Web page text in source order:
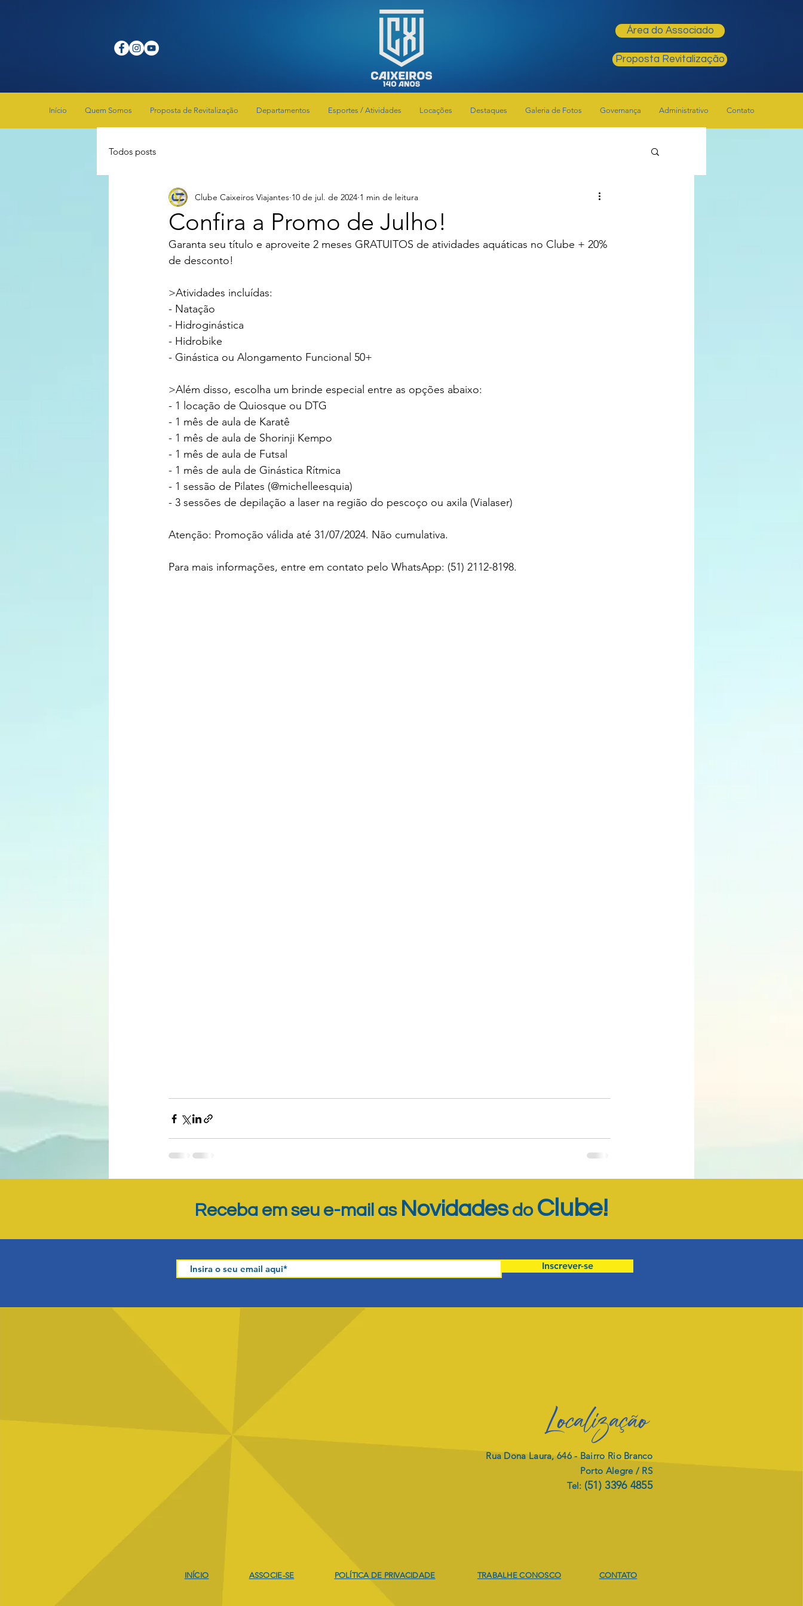
Área do Associado
Proposta Revitalização
Início Quem Somos Proposta de Revitalização Departamentos Esportes / Atividades Locações Destaques Galeria de Fotos Governança Administrativo Contato
Todos posts
Confira a Promo de Julho!
Clube Caixeiros Viajantes 10 de jul. de 2024 1 min de leitura
Garanta seu título e aproveite 2 meses GRATUITOS de atividades aquáticas no Clube + 20%
de desconto!
>Atividades incluídas:
- Natação
- Hidroginástica
- Hidrobike
- Ginástica ou Alongamento Funcional 50+
>Além disso, escolha um brinde especial entre as opções abaixo:
- 1 locação de Quiosque ou DTG
- 1 mês de aula de Karatê
- 1 mês de aula de Shorinji Kempo
- 1 mês de aula de Futsal
- 1 mês de aula de Ginástica Rítmica
- 1 sessão de Pilates (@michelleesquia)
- 3 sessões de depilação a laser na região do pescoço ou axila (Vialaser)
Atenção: Promoção válida até 31/07/2024. Não cumulativa.
Para mais informações, entre em contato pelo WhatsApp: (51) 2112-8198.
Receba em seu e-mail as Novidadesdo Clube!
Inscrever-se
INÍCIO ASSOCIE-SE POLÍTICA DE PRIVACIDADE
Localização
Rua Dona Laura, 646 - Bairro Rio Branco
Porto Alegre / RS
Tel: (51) 3396 4855
TRABALHE CONOSCO CONTATO